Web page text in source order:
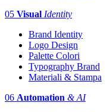
05 Visual Identity
Brand Identity
Logo Design
Palette Colori
Typography Brand
Materiali & Stampa
06 Automation & AI